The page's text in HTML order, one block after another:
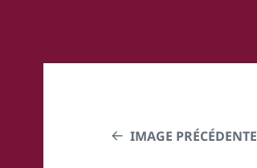
IMAGE PRÉCÉDENTE